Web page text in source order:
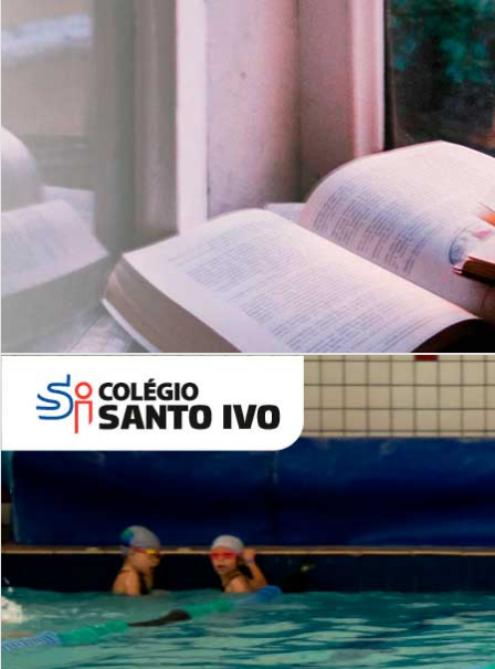
Leituras Literárias
es
Com imersão Bilingue - Anos
Finais
6º AO 9º ANO FUNDAMENTAL
Inglês: Turmas Reduzidas
(Proficiência)
ALUNOS NOVOS
Entre em Contato